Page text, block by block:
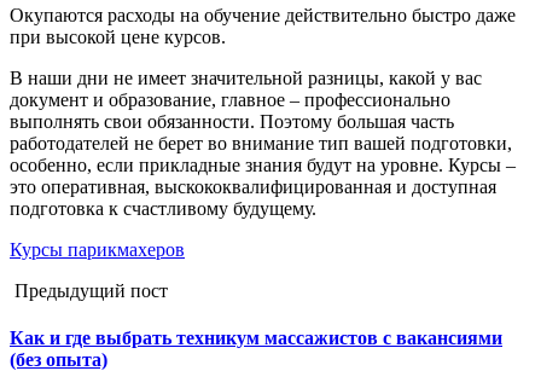
Окупаются расходы на обучение действительно быстро даже
при высокой цене курсов.
В наши дни не имеет значительной разницы, какой у вас
документ и образование, главное – профессионально
выполнять свои обязанности. Поэтому большая часть
работодателей не берет во внимание тип вашей подготовки,
особенно, если прикладные знания будут на уровне. Курсы –
это оперативная, выскококвалифицированная и доступная
подготовка к счастливому будущему.
Курсы парикмахеров
Предыдущий пост
Как и где выбрать техникум массажистов с вакансиями
(без опыта)